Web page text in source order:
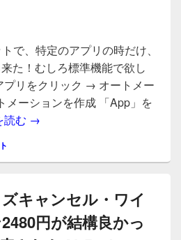
有
で、特定のアプリの時だけ、
た！むしろ標準機能で欲し
プリをクリック → オートメー
ーションを作成 「App」を
読む iphoneのショートカットで
→
キャンセル・ワイ
円が結構良かっ